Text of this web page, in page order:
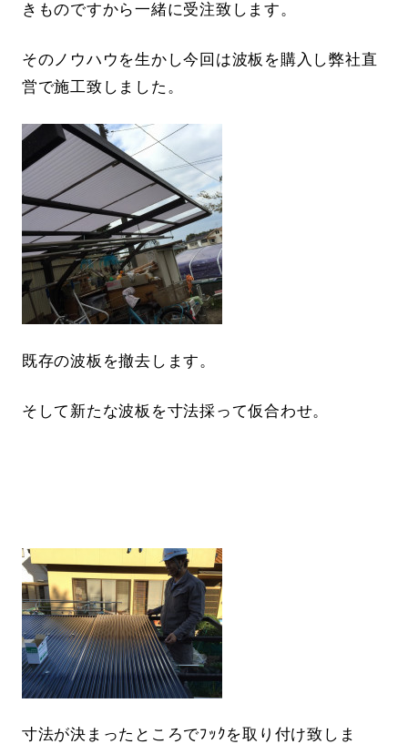
きものですから一緒に受注致します。
そのノウハウを生かし今回は波板を購入し弊社直
営で施工致しました。
既存の波板を撤去します。
そして新たな波板を寸法採って仮合わせ。
寸法が決まったところでﾌｯｸを取り付け致しま